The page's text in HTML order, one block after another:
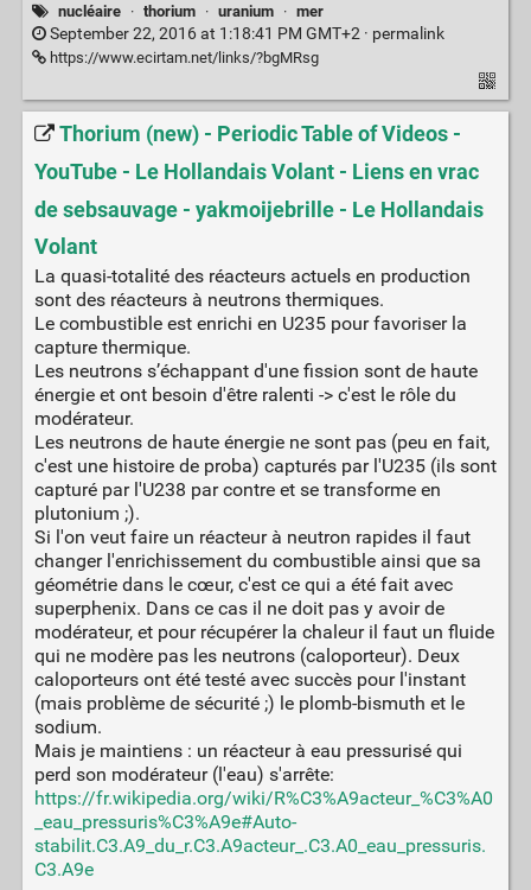
nucléaire · thorium · uranium · mer
September 22, 2016 at 1:18:41 PM GMT+2 · permalink
https://www.ecirtam.net/links/?bgMRsg
Thorium (new) - Periodic Table of Videos -
YouTube - Le Hollandais Volant - Liens en vrac
de sebsauvage - yakmoijebrille - Le Hollandais
Volant
La quasi-totalité des réacteurs actuels en production
sont des réacteurs à neutrons thermiques.
Le combustible est enrichi en U235 pour favoriser la
capture thermique.
Les neutrons s’échappant d'une fission sont de haute
énergie et ont besoin d'être ralenti -> c'est le rôle du
modérateur.
Les neutrons de haute énergie ne sont pas (peu en fait,
c'est une histoire de proba) capturés par l'U235 (ils sont
capturé par l'U238 par contre et se transforme en
plutonium ;).
Si l'on veut faire un réacteur à neutron rapides il faut
changer l'enrichissement du combustible ainsi que sa
géométrie dans le cœur, c'est ce qui a été fait avec
superphenix. Dans ce cas il ne doit pas y avoir de
modérateur, et pour récupérer la chaleur il faut un fluide
qui ne modère pas les neutrons (caloporteur). Deux
caloporteurs ont été testé avec succès pour l'instant
(mais problème de sécurité ;) le plomb-bismuth et le
sodium.
Mais je maintiens : un réacteur à eau pressurisé qui
perd son modérateur (l'eau) s'arrête:
https://fr.wikipedia.org/wiki/R%C3%A9acteur_%C3%A0
_eau_pressuris%C3%A9e#Auto-
stabilit.C3.A9_du_r.C3.A9acteur_.C3.A0_eau_pressuris.
C3.A9e